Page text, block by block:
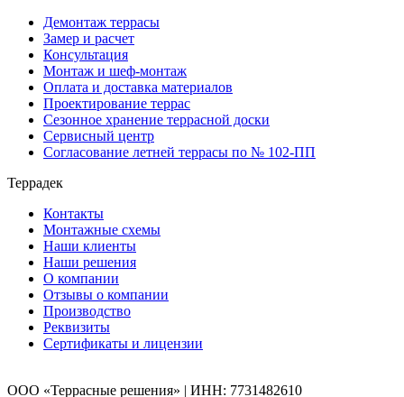
Демонтаж террасы
Замер и расчет
Консультация
Монтаж и шеф-монтаж
Оплата и доставка материалов
Проектирование террас
Сезонное хранение террасной доски
Сервисный центр
Согласование летней террасы по № 102-ПП
Террадек
Контакты
Монтажные схемы
Наши клиенты
Наши решения
О компании
Отзывы о компании
Производство
Реквизиты
Сертификаты и лицензии
ООО «Террасные решения» | ИНН: 7731482610